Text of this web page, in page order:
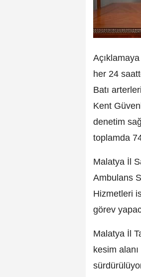
her 24
Batı
Kent
denetim
toplamda
Malatya İl
Ambulans
Hizmetleri
görev
Malatya İl
kesim